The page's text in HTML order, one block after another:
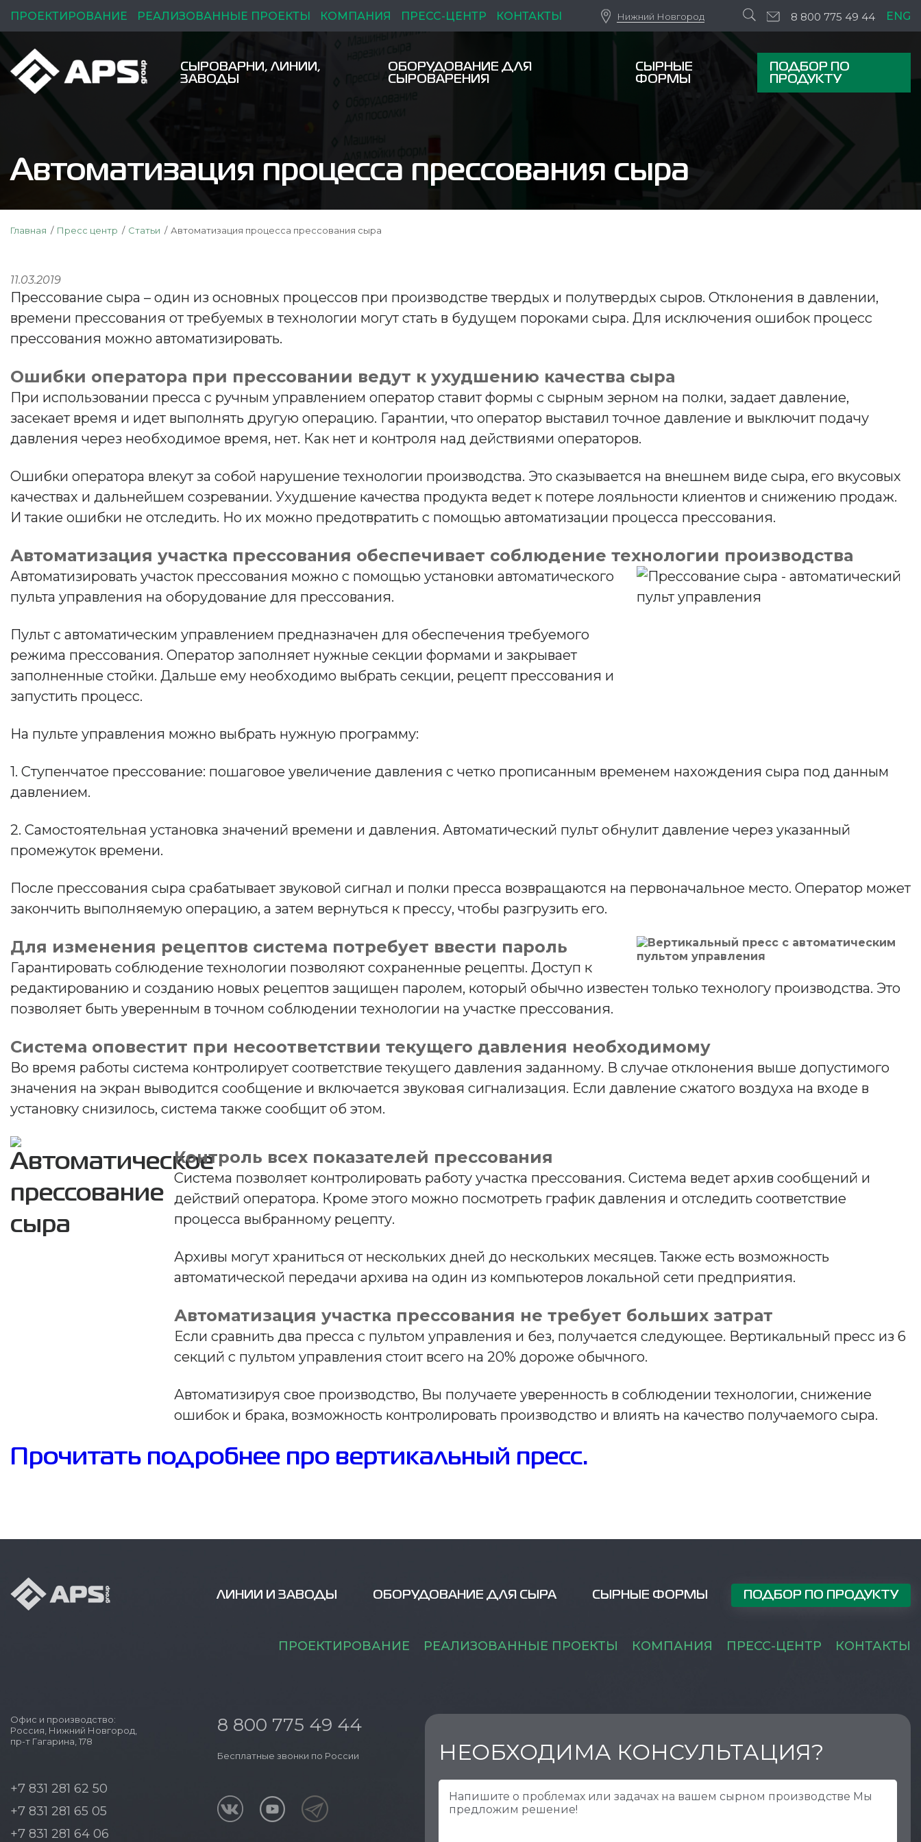
ПРОЕКТИРОВАНИЕ РЕАЛИЗОВАННЫЕ ПРОЕКТЫ КОМПАНИЯ ПРЕСС-ЦЕНТР КОНТАКТЫ Нижний Новгород 8 800 775 49 44 ENG
СЫРОВАРНИ, ЛИНИИ,
ЗАВОДЫ
ОБОРУДОВАНИЕ ДЛЯ
СЫРОВАРЕНИЯ
СЫРНЫЕ
ФОРМЫ
ПОДБОР ПО
ПРОДУКТУ
Автоматизация процесса прессования сыра
Главная Пресс центр Статьи Автоматизация процесса прессования сыра
11.03.2019
Прессование сыра – один из основных процессов при производстве твердых и полутвердых сыров. Отклонения в давлении,
времени прессования от требуемых в технологии могут стать в будущем пороками сыра. Для исключения ошибок процесс
прессования можно автоматизировать.
Ошибки оператора при прессовании ведут к ухудшению качества сыра
При использовании пресса с ручным управлением оператор ставит формы с сырным зерном на полки, задает давление,
засекает время и идет выполнять другую операцию. Гарантии, что оператор выставил точное давление и выключит подачу
давления через необходимое время, нет. Как нет и контроля над действиями операторов.
Ошибки оператора влекут за собой нарушение технологии производства. Это сказывается на внешнем виде сыра, его вкусовых
качествах и дальнейшем созревании. Ухудшение качества продукта ведет к потере лояльности клиентов и снижению продаж.
И такие ошибки не отследить. Но их можно предотвратить с помощью автоматизации процесса прессования.
Автоматизация участка прессования обеспечивает соблюдение технологии производства
Автоматизировать участок прессования можно с помощью установки автоматического
пульта управления на оборудование для прессования.
Пульт с автоматическим управлением предназначен для обеспечения требуемого
режима прессования. Оператор заполняет нужные секции формами и закрывает
заполненные стойки. Дальше ему необходимо выбрать секции, рецепт прессования и
запустить процесс.
На пульте управления можно выбрать нужную программу:
1. Ступенчатое прессование: пошаговое увеличение давления с четко прописанным временем нахождения сыра под данным
давлением.
2. Самостоятельная установка значений времени и давления. Автоматический пульт обнулит давление через указанный
промежуток времени.
После прессования сыра срабатывает звуковой сигнал и полки пресса возвращаются на первоначальное место. Оператор может
закончить выполняемую операцию, а затем вернуться к прессу, чтобы разгрузить его.
Для изменения рецептов система потребует ввести пароль
Гарантировать соблюдение технологии позволяют сохраненные рецепты. Доступ к
редактированию и созданию новых рецептов защищен паролем, который обычно известен только технологу производства. Это
позволяет быть уверенным в точном соблюдении технологии на участке прессования.
Система оповестит при несоответствии текущего давления необходимому
Во время работы система контролирует соответствие текущего давления заданному. В случае отклонения выше допустимого
значения на экран выводится сообщение и включается звуковая сигнализация. Если давление сжатого воздуха на входе в
установку снизилось, система также сообщит об этом.
Контроль всех показателей прессования
Система позволяет контролировать работу участка прессования. Система ведет архив сообщений и
действий оператора. Кроме этого можно посмотреть график давления и отследить соответствие
процесса выбранному рецепту.
Архивы могут храниться от нескольких дней до нескольких месяцев. Также есть возможность
автоматической передачи архива на один из компьютеров локальной сети предприятия.
Автоматизация участка прессования не требует больших затрат
Если сравнить два пресса с пультом управления и без, получается следующее. Вертикальный пресс из 6
секций с пультом управления стоит всего на 20% дороже обычного.
Автоматизируя свое производство, Вы получаете уверенность в соблюдении технологии, снижение
ошибок и брака, возможность контролировать производство и влиять на качество получаемого сыра.
Прочитать подробнее про вертикальный пресс.
ЛИНИИ И ЗАВОДЫ ОБОРУДОВАНИЕ ДЛЯ СЫРА СЫРНЫЕ ФОРМЫ ПОДБОР ПО ПРОДУКТУ
ПРОЕКТИРОВАНИЕ РЕАЛИЗОВАННЫЕ ПРОЕКТЫ КОМПАНИЯ ПРЕСС-ЦЕНТР КОНТАКТЫ
Офис и производство:
Россия, Нижний Новгород,
пр-т Гагарина, 178
+7 831 281 62 50
+7 831 281 65 05
+7 831 281 64 06
8 800 775 49 44
Бесплатные звонки по России НЕОБХОДИМА КОНСУЛЬТАЦИЯ?